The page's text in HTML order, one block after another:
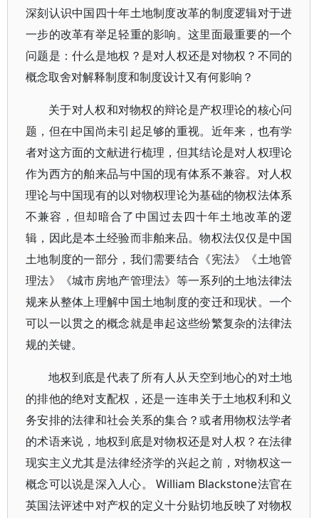
深刻认识中国四十年土地制度改革的制度逻辑对于进
一步的改革有举足轻重的影响。这里面最重要的一个
问题是：什么是地权？是对人权还是对物权？不同的
概念取舍对解释制度和制度设计又有何影响？
关于对人权和对物权的辩论是产权理论的核心问
题，但在中国尚未引起足够的重视。近年来，也有学
者对这方面的文献进行梳理，但其结论是对人权理论
作为西方的舶来品与中国的现有体系不兼容。对人权
理论与中国现有的以对物权理论为基础的物权法体系
不兼容，但却暗合了中国过去四十年土地改革的逻
辑，因此是本土经验而非舶来品。物权法仅仅是中国
土地制度的一部分，我们需要结合《宪法》《土地管
理法》《城市房地产管理法》等一系列的土地法律法
规来从整体上理解中国土地制度的变迁和现状。一个
可以一以贯之的概念就是串起这些纷繁复杂的法律法
规的关键。
地权到底是代表了所有人从天空到地心的对土地
的排他的绝对支配权，还是一连串关于土地权利和义
务安排的法律和社会关系的集合？或者用物权法学者
的术语来说，地权到底是对物权还是对人权？在法律
现实主义尤其是法律经济学的兴起之前，对物权这一
概念可以说是深入人心。 William Blackstone法官在
英国法评述中对产权的定义十分贴切地反映了对物权